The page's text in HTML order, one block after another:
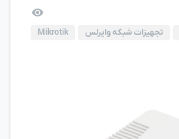
تجهیزات شبکه وایرلس Mikrotik